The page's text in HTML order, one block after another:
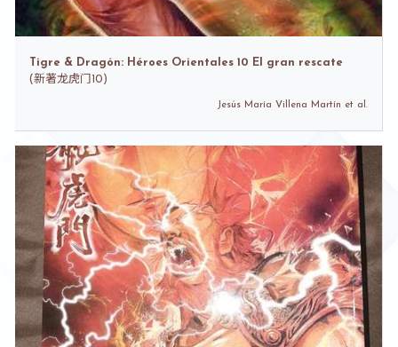
Tigre & Dragón: Héroes Orientales 10 El gran rescate
(新著龙虎门10)
Jesús María Villena Martín et al.